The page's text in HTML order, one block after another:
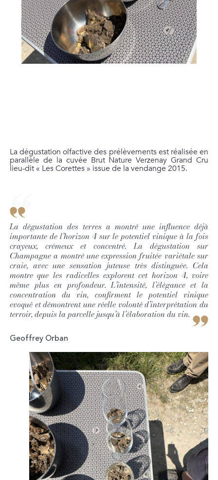
La dégustation olfactive des prélèvements est réalisée en
parallèle de la cuvée Brut Nature Verzenay Grand Cru
lieu-dit « Les Corettes » issue de la vendange 2015.
La dégustation des terres a montré une influence déjà
importante de l’horizon 4 sur le potentiel vinique à la fois
crayeux, crémeux et concentré. La dégustation sur
Champagne a montré une expression fruitée variétale sur
craie, avec une sensation juteuse très distinguée. Cela
montre que les radicelles explorent cet horizon 4, voire
même plus en profondeur. L’intensité, l’élégance et la
concentration du vin, confirment le potentiel vinique
evoqué et démontrent une réelle volonté d’interprétation du
terroir, depuis la parcelle jusqu’à l’élaboration du vin.
Geoffrey Orban